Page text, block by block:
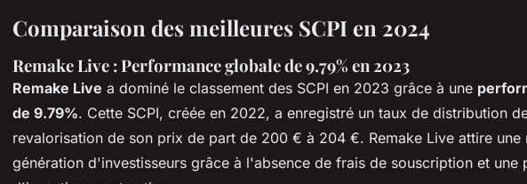
Comparaison des meilleures SCPI en 2024
Remake Live : Performance globale de 9.79% en 2023
Remake Live a dominé le classement des SCPI en 2023 grâce à une
de 9.79%. Cette SCPI, créée en 2022, a enregistré un taux de distribution
revalorisation de son prix de part de 200 € à 204 €. Remake Live attire une
génération d'investisseurs grâce à l'absence de frais de souscription et une